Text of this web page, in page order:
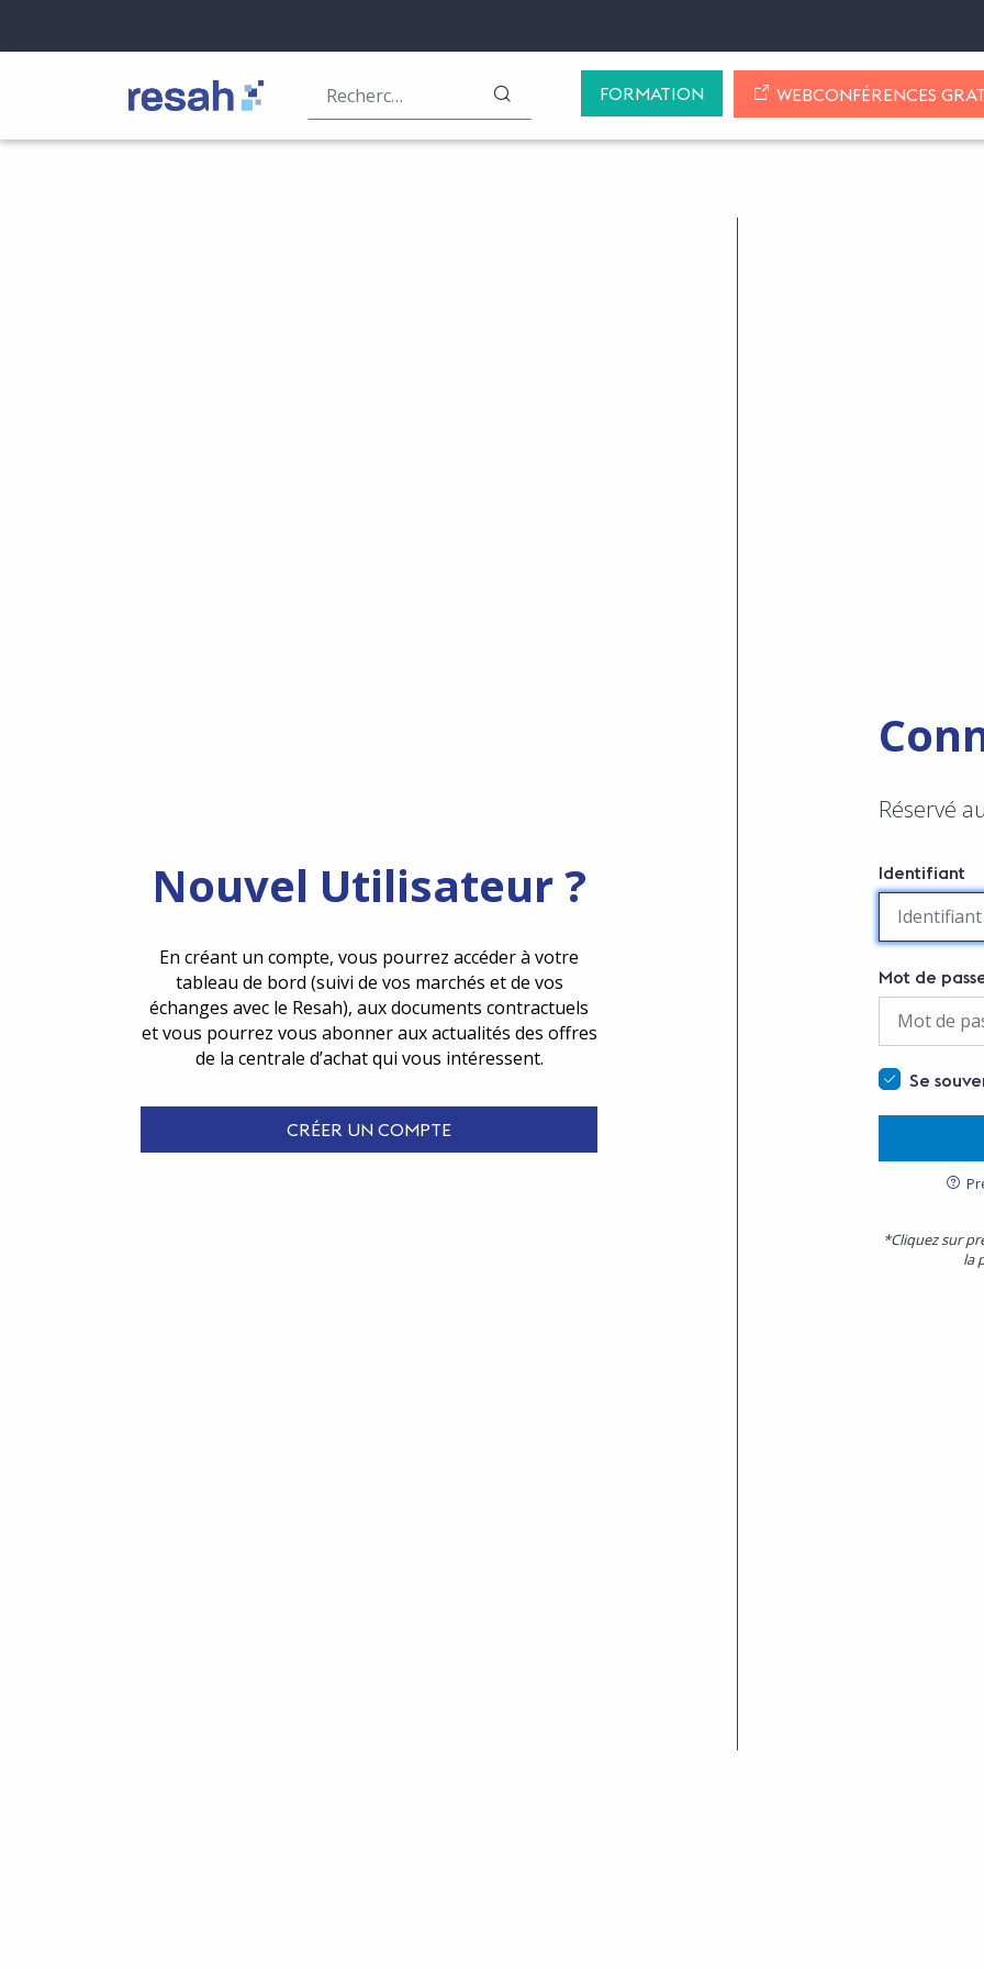
Logo Resah LANCER LA RECHERCHE
FORMATION WEBCONFÉRENCES
Nouvel Utilisateur ?
En créant un compte, vous pourrez accéder à votre
tableau de bord (suivi de vos marchés et de vos
échanges avec le Resah), aux documents contractuels
et vous pourrez vous abonner aux actualités des offres
de la centrale d’achat qui vous intéressent.
CRÉER UN COMPTE
Réservé
Identifiant
Mot de
Se
*Cliquez sur
la